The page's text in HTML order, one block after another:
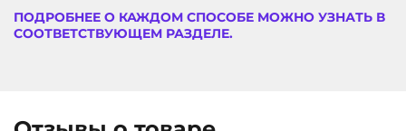
ПОДРОБНЕЕ О КАЖДОМ СПОСОБЕ МОЖНО УЗНАТЬ В
СООТВЕТСТВУЮЩЕМ РАЗДЕЛЕ.